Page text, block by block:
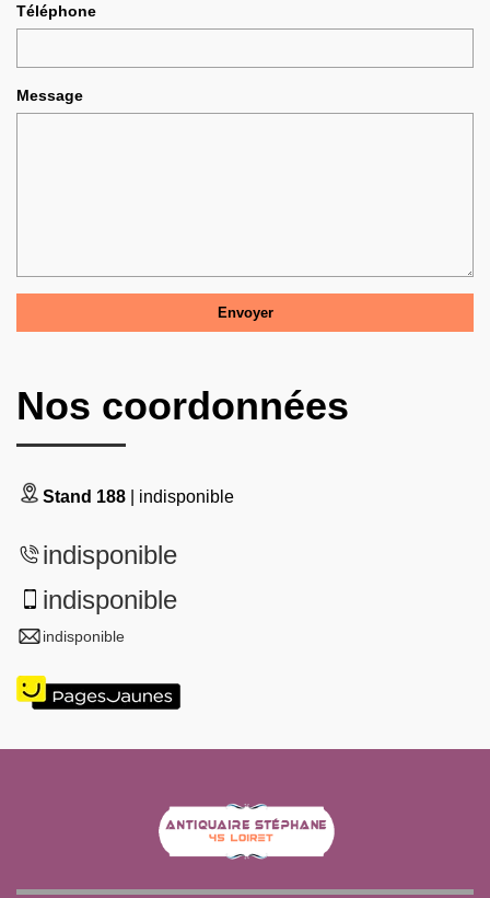
Téléphone
Message
Nos coordonnées
Stand 188 | indisponible
indisponible
indisponible
indisponible